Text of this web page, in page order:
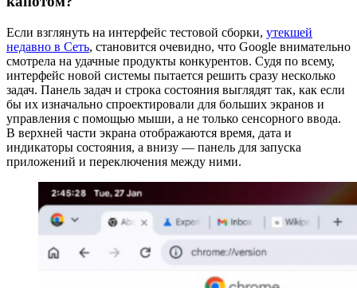
Если взглянуть на интерфейс тестовой сборки, утекшей
недавно в Сеть, становится очевидно, что Google внимательно
смотрела на удачные продукты конкурентов. Судя по всему,
интерфейс новой системы пытается решить сразу несколько
задач. Панель задач и строка состояния выглядят так, как если
бы их изначально спроектировали для больших экранов и
управления с помощью мыши, а не только сенсорного ввода.
В верхней части экрана отображаются время, дата и
индикаторы состояния, а внизу — панель для запуска
приложений и переключения между ними.